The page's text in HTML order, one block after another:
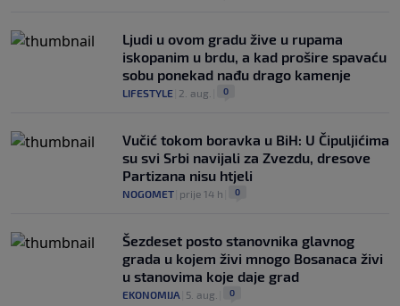
Ljudi u ovom gradu žive u rupama
iskopanim u brdu, a kad prošire spavaću
sobu ponekad nađu drago kamenje
LIFESTYLE 2. aug. 0
Vučić tokom boravka u BiH: U Čipuljićima
su svi Srbi navijali za Zvezdu, dresove
Partizana nisu htjeli
NOGOMET prije 14 h 0
Šezdeset posto stanovnika glavnog
grada u kojem živi mnogo Bosanaca živi
u stanovima koje daje grad
EKONOMIJA 5. aug. 0